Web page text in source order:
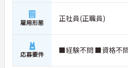
雇用形態 正社員(正職員)
応募要件 ■経験不問 ■資格不